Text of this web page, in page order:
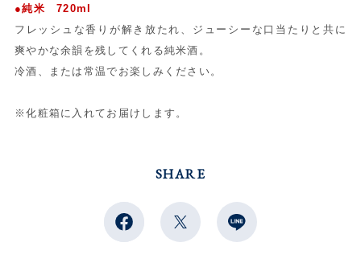
●純米 720ml
フレッシュな香りが解き放たれ、ジューシーな口当たりと共に
爽やかな余韻を残してくれる純米酒。
冷酒、または常温でお楽しみください。
※化粧箱に入れてお届けします。
SHARE